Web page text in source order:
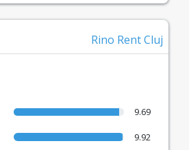
Rino Rent Cluj
9.69
9.92